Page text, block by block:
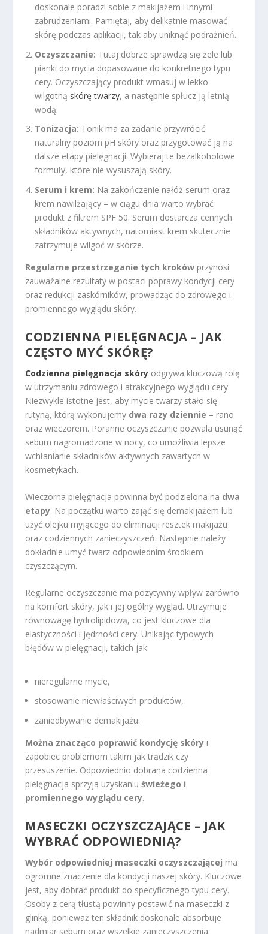
doskonale poradzi sobie z makijażem i innymi
zabrudzeniami. Pamiętaj, aby delikatnie masować
skórę podczas aplikacji, tak aby uniknąć podrażnień.
Oczyszczanie: Tutaj dobrze sprawdzą się żele lub
pianki do mycia dopasowane do konkretnego typu
cery. Oczyszczający produkt wmasuj w lekko
wilgotną skórę twarzy, a następnie spłucz ją letnią
wodą.
Tonizacja: Tonik ma za zadanie przywrócić
naturalny poziom pH skóry oraz przygotować ją na
dalsze etapy pielęgnacji. Wybieraj te bezalkoholowe
formuły, które nie wysuszają skóry.
Serum i krem: Na zakończenie nałóż serum oraz
krem nawilżający – w ciągu dnia warto wybrać
produkt z filtrem SPF 50. Serum dostarcza cennych
składników aktywnych, natomiast krem skutecznie
zatrzymuje wilgoć w skórze.
Regularne przestrzeganie tych kroków przynosi
zauważalne rezultaty w postaci poprawy kondycji cery
oraz redukcji zaskórników, prowadząc do zdrowego i
promiennego wyglądu skóry.
CODZIENNA PIELĘGNACJA – JAK
CZĘSTO MYĆ SKÓRĘ?
Codzienna pielęgnacja skóry odgrywa kluczową rolę
w utrzymaniu zdrowego i atrakcyjnego wyglądu cery.
Niezwykle istotne jest, aby mycie twarzy stało się
rutyną, którą wykonujemy dwa razy dziennie – rano
oraz wieczorem. Poranne oczyszczanie pozwala usunąć
sebum nagromadzone w nocy, co umożliwia lepsze
wchłanianie składników aktywnych zawartych w
kosmetykach.
Wieczorna pielęgnacja powinna być podzielona na dwa
etapy. Na początku warto zająć się demakijażem lub
użyć olejku myjącego do eliminacji resztek makijażu
oraz codziennych zanieczyszczeń. Następnie należy
dokładnie umyć twarz odpowiednim środkiem
czyszczącym.
Regularne oczyszczanie ma pozytywny wpływ zarówno
na komfort skóry, jak i jej ogólny wygląd. Utrzymuje
równowagę hydrolipidową, co jest kluczowe dla
elastyczności i jędrności cery. Unikając typowych
błędów w pielęgnacji, takich jak:
nieregularne mycie,
stosowanie niewłaściwych produktów,
zaniedbywanie demakijażu.
Można znacząco poprawić kondycję skóry i
zapobiec problemom takim jak trądzik czy
przesuszenie. Odpowiednio dobrana codzienna
pielęgnacja sprzyja uzyskaniuświeżego i
promiennego wyglądu cery.
MASECZKI OCZYSZCZAJĄCE – JAK
WYBRAĆ ODPOWIEDNIĄ?
Wybór odpowiedniej maseczki oczyszczającej ma
ogromne znaczenie dla kondycji naszej skóry. Kluczowe
jest, aby dobrać produkt do specyficznego typu cery.
Osoby z cerą tłustą powinny postawić na maseczki z
glinką, ponieważ ten składnik doskonale absorbuje
nadmiar sebum oraz wszelkie zanieczyszczenia.